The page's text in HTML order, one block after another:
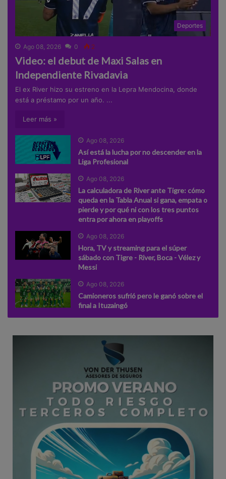
Deportes
Ago 08, 2026 0 2
Video: el debut de Maxi Salas en
Independiente Rivadavia
El ex River hizo su estreno en la Lepra Mendocina, donde
está a préstamo por un año. ...
Leer más »
Ago 08, 2026
Así está la lucha por no descender en la
Liga Profesional
Ago 08, 2026
La calculadora de River ante Tigre: cómo
queda en la Tabla Anual si gana, empata o
pierde y por qué ni con los tres puntos
entra por ahora en playoffs
Ago 08, 2026
Hora, TV y streaming para el súper
sábado con Tigre - River, Boca - Vélez y
Messi
Ago 08, 2026
Camioneros sufrió pero le ganó sobre el
final a Ituzaingó